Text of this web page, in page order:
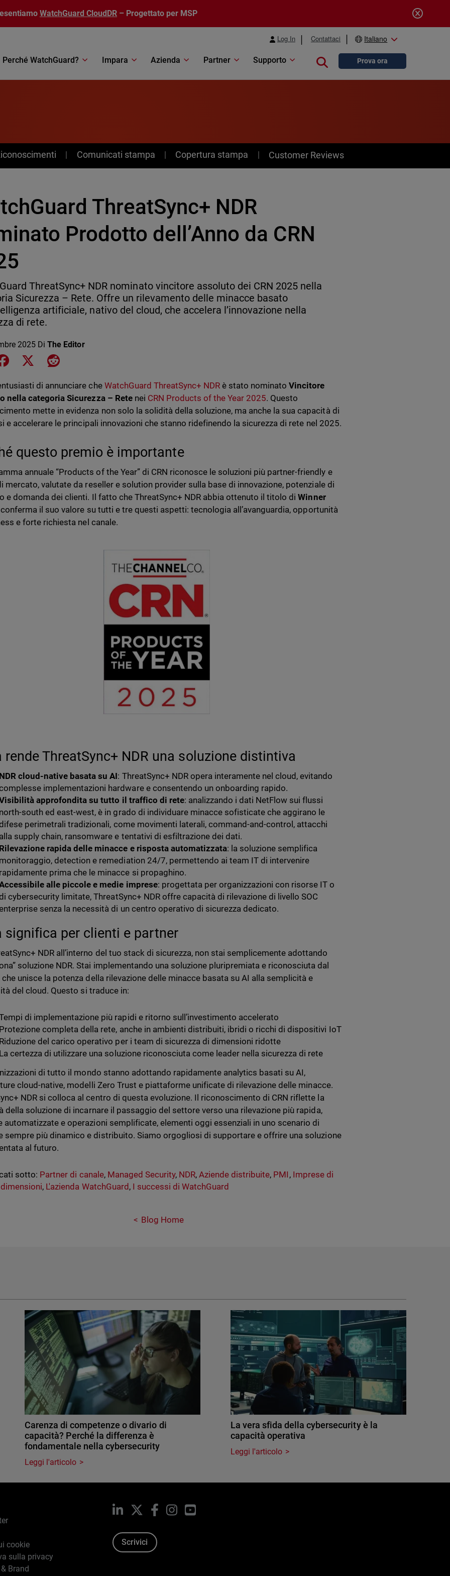
WatchGuard CloudDR – Progettato per MSP
Log In Contattaci Italiano
Perché WatchGuard? Impara Azienda Partner Supporto Close searchProva ora
Comunicati stampa Copertura stampa Customer Reviews
ThreatSync+ NDR
Prodotto dell’Anno da CRN
ThreatSync+ NDR nominato vincitore assoluto dei CRN 2025 nella
Sicurezza – Rete. Offre un rilevamento delle minacce basato
artificiale, nativo del cloud, che accelera l’innovazione nella
di rete.
2025 DiThe Editor
on LinkedIn
Share on Facebook
Share on XShare on Reddit
di annunciare che WatchGuard ThreatSync+ NDRè stato nominatoVincitore
nella categoria Sicurezza – Retenei CRN Products of the Year 2025. Questo
mette in evidenza non solo la solidità della soluzione, ma anche la sua capacità di
e accelerare le principali innovazioni che stanno ridefinendo la sicurezza di rete nel 2025.
questo premio è importante
annuale “Products of the Year” di CRN riconosce le soluzioni più partner-friendly e
mercato, valutate da reseller e solution provider sulla base di innovazione, potenziale di
e domanda dei clienti. Il fatto che ThreatSync+ NDR abbia ottenuto il titolo diWinner
il suo valore su tutti e tre questi aspetti: tecnologia all’avanguardia, opportunità
e forte richiesta nel canale.
rende ThreatSync+ NDR una soluzione distintiva
cloud-native basata su AI: ThreatSync+ NDR opera interamente nel cloud, evitando
implementazioni hardware e consentendo un onboarding rapido.
approfondita su tutto il traffico di rete: analizzando i dati NetFlow sui flussi
south ed east-west, è in grado di individuare minacce sofisticate che aggirano le
perimetrali tradizionali, come movimenti laterali, command-and-control, attacchi
supply chain, ransomware e tentativi di esfiltrazione dei dati.
rapida delle minacce e risposta automatizzata: la soluzione semplifica
detection e remediation 24/7, permettendo ai team IT di intervenire
prima che le minacce si propaghino.
alle piccole e medie imprese: progettata per organizzazioni con risorse IT o
cybersecurity limitate, ThreatSync+ NDR offre capacità di rilevazione di livello SOC
senza la necessità di un centro operativo di sicurezza dedicato.
significa per clienti e partner
NDR all’interno del tuo stack di sicurezza, non stai semplicemente adottando
soluzione NDR. Stai implementando una soluzione pluripremiata e riconosciuta dal
unisce la potenza della rilevazione delle minacce basata su AI alla semplicità e
del cloud. Questo si traduce in:
di implementazione più rapidi e ritorno sull’investimento accelerato
completa della rete, anche in ambienti distribuiti, ibridi o ricchi di dispositivi IoT
del carico operativo per i team di sicurezza di dimensioni ridotte
certezza di utilizzare una soluzione riconosciuta come leader nella sicurezza di rete
di tutto il mondo stanno adottando rapidamente analytics basati su AI,
cloud-native, modelli Zero Trust e piattaforme unificate di rilevazione delle minacce.
NDR si colloca al centro di questa evoluzione. Il riconoscimento di CRN riflette la
della soluzione di incarnare il passaggio del settore verso una rilevazione più rapida,
automatizzate e operazioni semplificate, elementi oggi essenziali in uno scenario di
sempre più dinamico e distribuito. Siamo orgogliosi di supportare e offrire una soluzione
al futuro.
sotto: Partner di canale, Managed Security, NDR,Aziende distribuite, PMI , Imprese di
, L'azienda WatchGuard, I successi di WatchGuard
Blog Home
Carenza di competenze o divario di
capacità? Perché la differenza è
fondamentale nella cybersecurity
Leggi l'articolo
La vera sfida della cybersecurity è la
capacità operativa
Leggi l'articolo
cookie
sulla privacy
Brand
LinkedIn Facebook
InstagramYouTube
Scrivici